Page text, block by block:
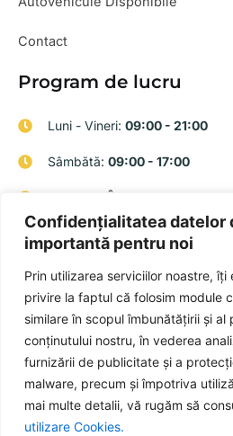
Confidențialitatea datelor
importantă pentru noi
Prin utilizarea serviciilor noastre, îți
privire la faptul că folosim module
similare în scopul îmbunătățirii și al
conținutului nostru, în vederea
furnizării de publicitate și a
malware, precum și împotriva
mai multe detalii, vă rugăm să
utilizare Cookies.
Contact
Program de lucru
Luni - Vineri: 09:00 - 21:00
Sâmbătă: 09:00 - 17:00
Duminică:Închis
Informații de Contact
+40 749 084 084
autofluxrentacar@gmail.com
Șos. Chitilei, nr. 196, sector 1,
Copyright © AUTOFLUX | Designed